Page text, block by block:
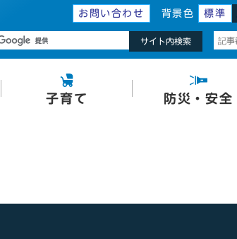
お問い合わせ 背景色 標準
サイト内検索
子育て 防災・安全